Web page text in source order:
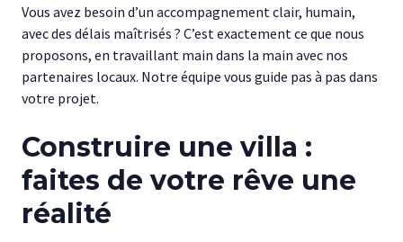
Vous avez besoin d’un accompagnement clair, humain,
avec des délais maîtrisés ? C’est exactement ce que nous
proposons, en travaillant main dans la main avec nos
partenaires locaux. Notre équipe vous guide pas à pas dans
votre projet.
Construire une villa :
faites de votre rêve une
réalité